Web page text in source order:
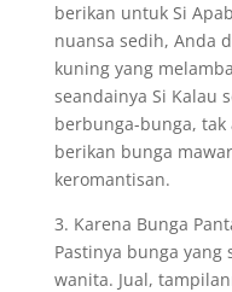
berikan untuk Si
nuansa sedih, Anda
kuning yang
seandainya Si Kalau
berbunga-bunga, tak
berikan bunga
keromantisan.
3. Karena Bunga
Pastinya bunga yang
wanita. Jual,